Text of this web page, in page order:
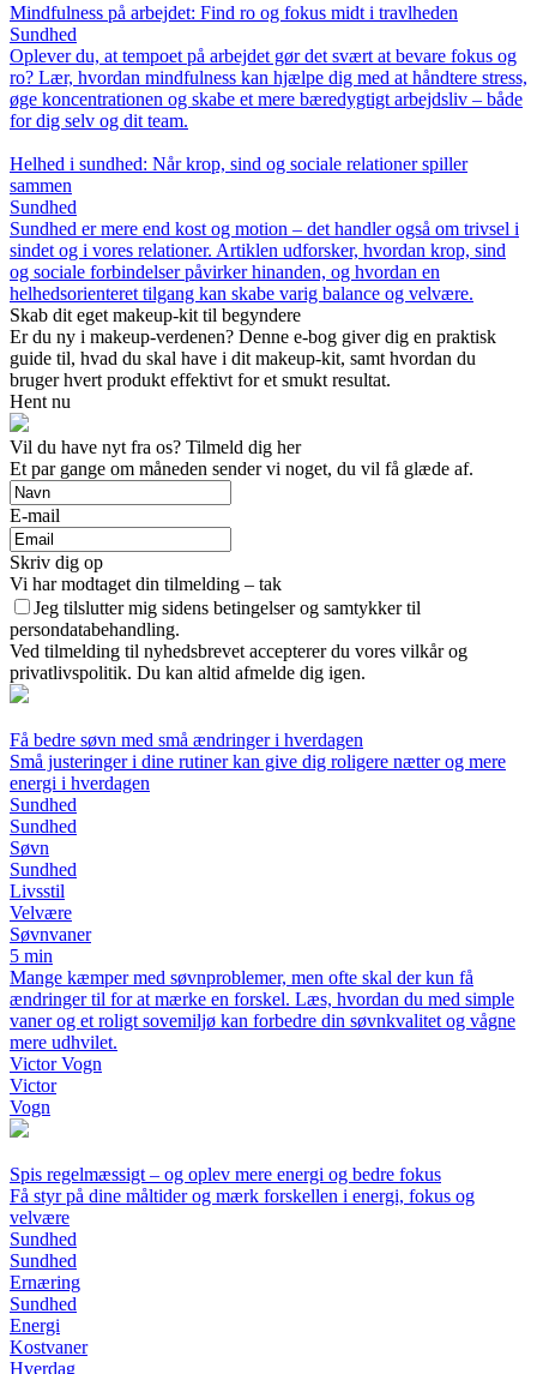
Mindfulness på arbejdet: Find ro og fokus midt i travlheden
Sundhed
Oplever du, at tempoet på arbejdet gør det svært at bevare fokus og
ro? Lær, hvordan mindfulness kan hjælpe dig med at håndtere stress,
øge koncentrationen og skabe et mere bæredygtigt arbejdsliv – både
for dig selv og dit team.
Helhed i sundhed: Når krop, sind og sociale relationer spiller
sammen
Sundhed
Sundhed er mere end kost og motion – det handler også om trivsel i
sindet og i vores relationer. Artiklen udforsker, hvordan krop, sind
og sociale forbindelser påvirker hinanden, og hvordan en
helhedsorienteret tilgang kan skabe varig balance og velvære.
Skab dit eget makeup-kit til begyndere
Er du ny i makeup-verdenen? Denne e-bog giver dig en praktisk
guide til, hvad du skal have i dit makeup-kit, samt hvordan du
bruger hvert produkt effektivt for et smukt resultat.
Hent nu
Vil du have nyt fra os? Tilmeld dig her
Et par gange om måneden sender vi noget, du vil få glæde af.
E-mail
Skriv dig op
Vi har modtaget din tilmelding – tak
Jeg tilslutter mig sidens betingelser og samtykker til
persondatabehandling.
Ved tilmelding til nyhedsbrevet accepterer du vores vilkår og
privatlivspolitik. Du kan altid afmelde dig igen.
Få bedre søvn med små ændringer i hverdagen
Små justeringer i dine rutiner kan give dig roligere nætter og mere
energi i hverdagen
Sundhed
Sundhed
Søvn
Sundhed
Livsstil
Velvære
Søvnvaner
5 min
Mange kæmper med søvnproblemer, men ofte skal der kun få
ændringer til for at mærke en forskel. Læs, hvordan du med simple
vaner og et roligt sovemiljø kan forbedre din søvnkvalitet og vågne
mere udhvilet.
Victor Vogn
Victor
Vogn
Spis regelmæssigt – og oplev mere energi og bedre fokus
Få styr på dine måltider og mærk forskellen i energi, fokus og
velvære
Sundhed
Sundhed
Ernæring
Sundhed
Energi
Kostvaner
Hverdag